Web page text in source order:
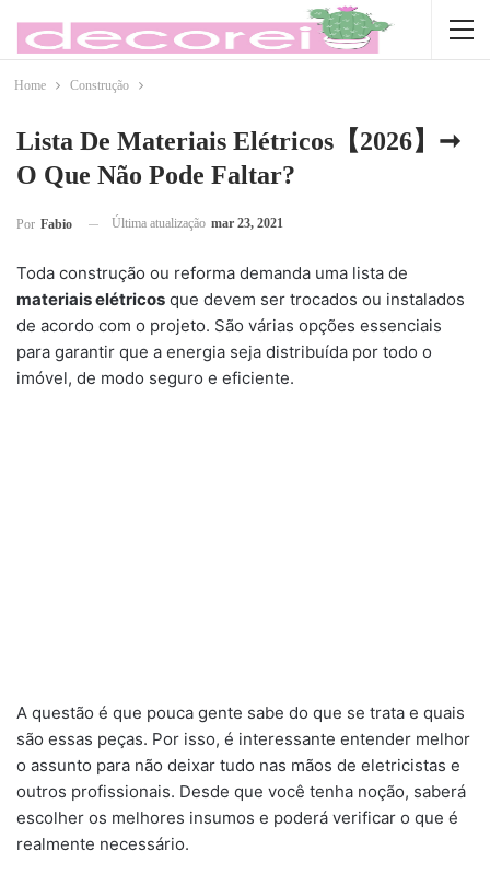
Home Construção
Lista De Materiais Elétricos【2026】➞
O Que Não Pode Faltar?
Por Fabio Última atualização mar 23, 2021
Toda construção ou reforma demanda uma lista de
materiais elétricos que devem ser trocados ou instalados
de acordo com o projeto. São várias opções essenciais
para garantir que a energia seja distribuída por todo o
imóvel, de modo seguro e eficiente.
A questão é que pouca gente sabe do que se trata e quais
são essas peças. Por isso, é interessante entender melhor
o assunto para não deixar tudo nas mãos de eletricistas e
outros profissionais. Desde que você tenha noção, saberá
escolher os melhores insumos e poderá verificar o que é
realmente necessário.